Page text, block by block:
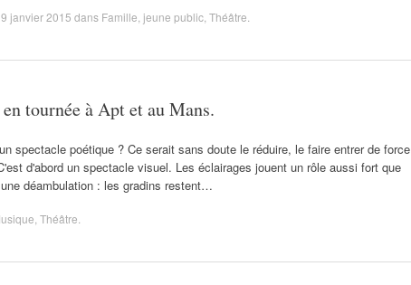
janvier 2015 dans Famille jeune public Théâtre
tournée à Apt et au Mans.
spectacle poétique ? Ce serait sans doute le réduire, le faire entrer de force
d'abord un spectacle visuel. Les éclairages jouent un rôle aussi fort que
déambulation : les gradins restent…
Théâtre